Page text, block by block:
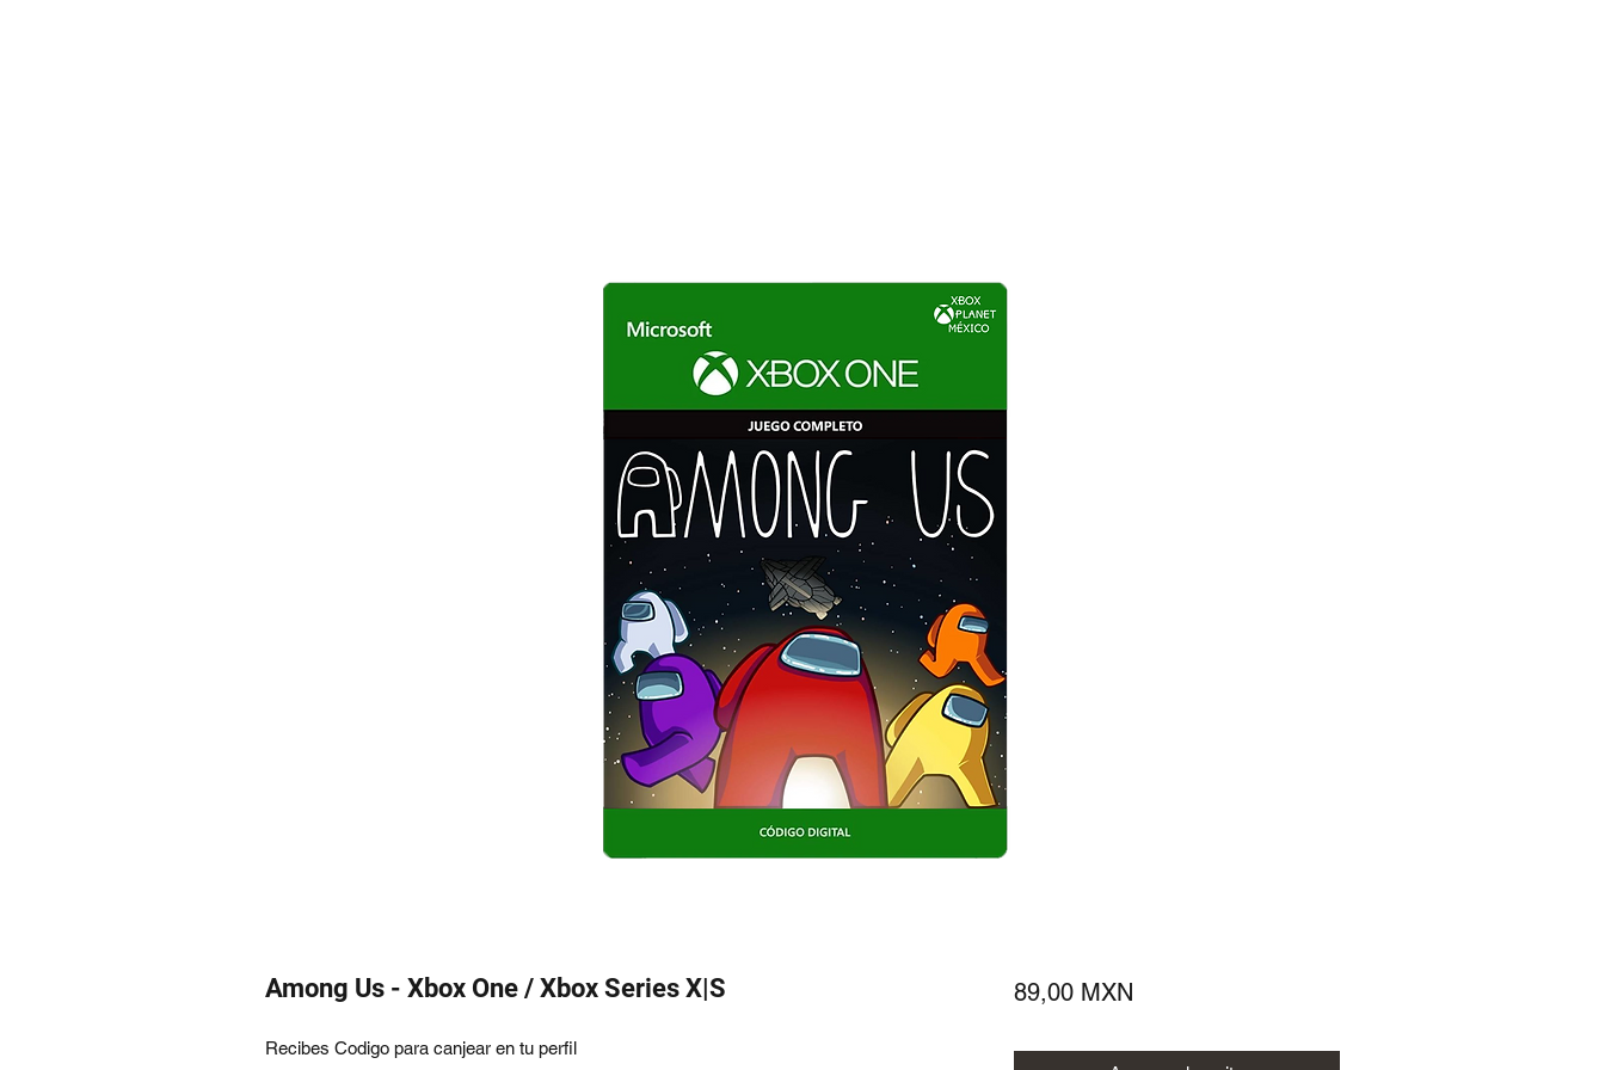
Among Us - Xbox One / Xbox Series X|S
Recibes Codigo para canjear en tu perfil
89,00 MXNPrecio